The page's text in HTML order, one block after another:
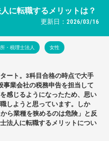
に転職するメリットは？
更新日：2026/03/16
・税理士法人 女性
ート。3科目合格の時点で大手
事業会社の税務申告を担当して
感じるようになったため、思い
しようと思っています。しか
ら業種を狭めるのは危険」と反
法人に転職するメリットについ